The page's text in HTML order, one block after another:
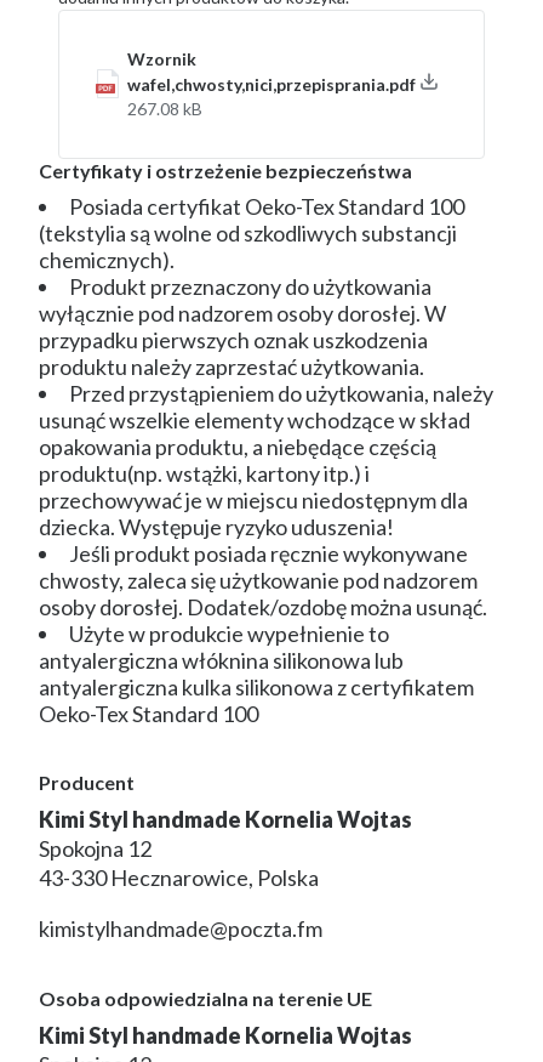
Wzornik
wafel,chwosty,nici,przepisprania.pdf
267.08 kB
Certyfikaty i ostrzeżenie bezpieczeństwa
Posiada certyfikat Oeko-Tex Standard 100
(tekstylia są wolne od szkodliwych substancji
chemicznych).
Produkt przeznaczony do użytkowania
wyłącznie pod nadzorem osoby dorosłej. W
przypadku pierwszych oznak uszkodzenia
produktu należy zaprzestać użytkowania.
Przed przystąpieniem do użytkowania, należy
usunąć wszelkie elementy wchodzące w skład
opakowania produktu, a niebędące częścią
produktu(np. wstążki, kartony itp.) i
przechowywać je w miejscu niedostępnym dla
dziecka. Występuje ryzyko uduszenia!
Jeśli produkt posiada ręcznie wykonywane
chwosty, zaleca się użytkowanie pod nadzorem
osoby dorosłej. Dodatek/ozdobę można usunąć.
Użyte w produkcie wypełnienie to
antyalergiczna włóknina silikonowa lub
antyalergiczna kulka silikonowa z certyfikatem
Oeko-Tex Standard 100
Producent
Kimi Styl handmade Kornelia Wojtas
Spokojna 12
43-330 Hecznarowice, Polska
kimistylhandmade@poczta.fm
Osoba odpowiedzialna na terenie UE
Kimi Styl handmade Kornelia Wojtas